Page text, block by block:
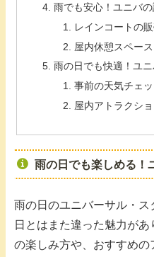
雨でも安心！ユニバ
レインコートの
屋内休憩スペース
雨の日でも快適！ユ
事前の天気チェッ
屋内アトラクシ
雨の日でも楽しめる！
雨の日のユニバーサル・
日とはまた違った魅力が
の楽しみ方や、おすすめの